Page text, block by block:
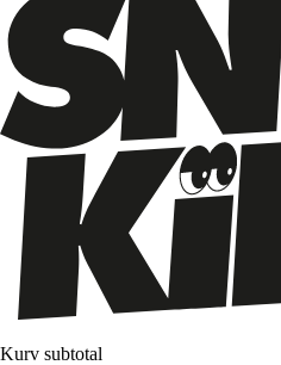
Kurv subtotal